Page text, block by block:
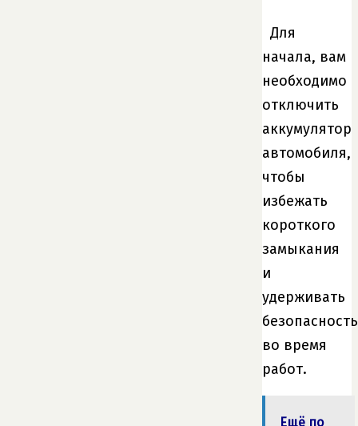
Для
начала, вам
необходимо
отключить
аккумулятор
автомобиля,
чтобы
избежать
короткого
замыкания
и
удерживать
безопасность
во время
работ.
Ещё по